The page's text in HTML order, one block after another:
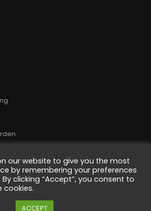
our website to give you the most
by remembering your preferences
clicking “Accept”, you consent to
cookies.
ACCEPT